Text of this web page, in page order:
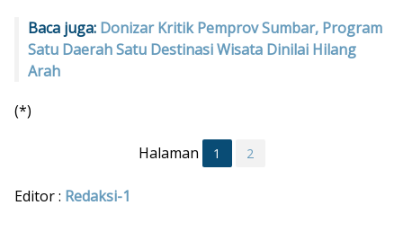
Baca juga: Donizar Kritik Pemprov Sumbar, Program
Satu Daerah Satu Destinasi Wisata Dinilai Hilang
Arah
(*)
Halaman 1 2
Editor : Redaksi-1